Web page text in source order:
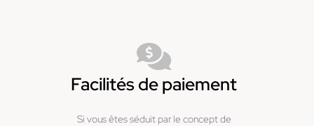
Facilités de paiement
Si vous êtes séduit par le concept de